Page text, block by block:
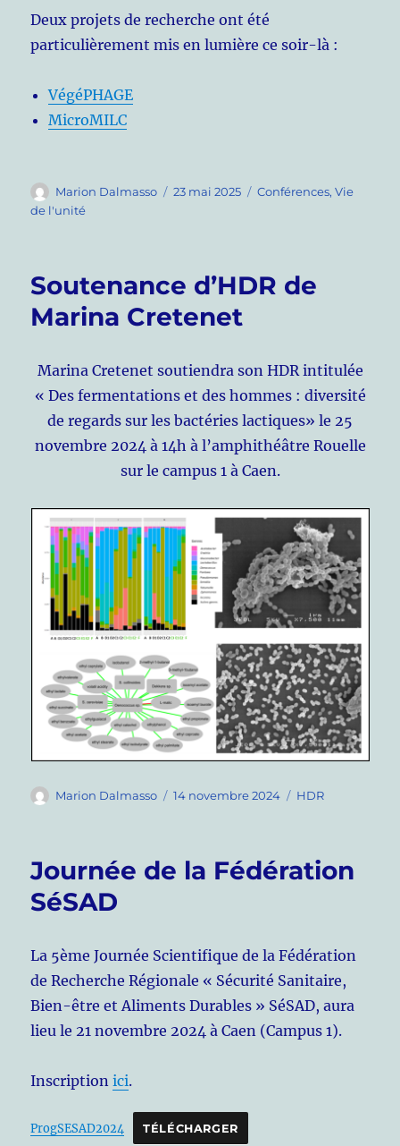
Deux projets de recherche ont été
particulièrement mis en lumière ce soir-là :
VégéPHAGE
MicroMILC
Auteur
Marion Dalmasso
Publié
23 mai 2025 Catégories
Conférences,Vie
de l'unité
Soutenance d’HDR de
Marina Cretenet
Marina Cretenet soutiendra son HDR intitulée
« Des fermentations et des hommes : diversité
de regards sur les bactéries lactiques» le 25
novembre 2024 à 14h à l’amphithéâtre Rouelle
sur le campus 1 à Caen.
Auteur
Marion Dalmasso
Publié
14 novembre 2024 Catégories
HDR
Journée de la Fédération
SéSAD
La 5ème Journée Scientifique de la Fédération
de Recherche Régionale « Sécurité Sanitaire,
Bien-être et Aliments Durables » SéSAD, aura
lieu le 21 novembre 2024 à Caen (Campus 1).
Inscriptionici.
ProgSESAD2024 TÉLÉCHARGER